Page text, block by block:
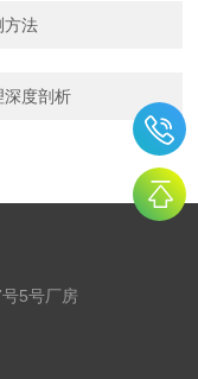
方法
深度剖析
5号厂房